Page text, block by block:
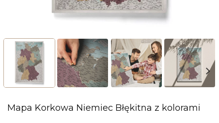
Mapa Korkowa Niemiec Błękitna z kolorami